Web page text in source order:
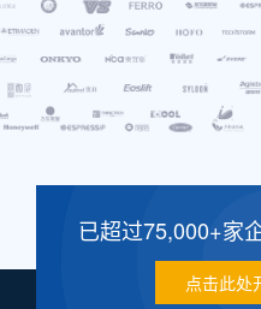
已超过75,000+家
点击此处